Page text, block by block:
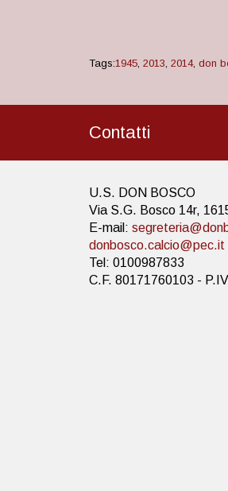
Tags:1945, 2013, 2014, don
Contatti
U.S. DON BOSCO
Via S.G. Bosco 14r,
E-mail:
donbosco.calcio@pec.it
Tel: 0100987833
C.F. 80171760103 -